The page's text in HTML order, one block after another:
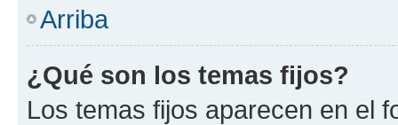
Arriba
¿Qué son los temas fijos?
Los temas fijos aparecen en el